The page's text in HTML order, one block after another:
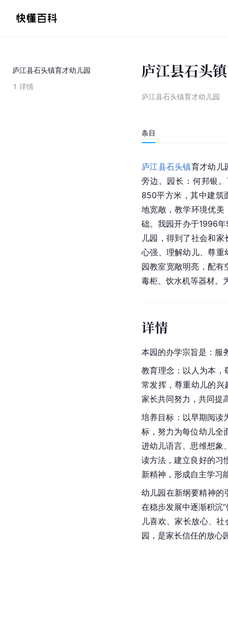
庐江县石头镇育才幼儿园
1 详情
庐江县石头
庐江县石头镇育才幼儿园
条目
庐江县石头镇育才幼儿
旁边。园长：何邦银。
850平方米，其中建筑
地宽敞，教学环境优美
础。我园开办于1996
儿园，得到了社会和
心强、理解幼儿、尊重
园教室宽敞明亮，配
毒柜、饮水机等器材。
详情
本园的办学宗旨是：服
教育理念：以人为本，
常发挥，尊重幼儿的兴
家长共同努力，共同提
培养目标：以早期阅读
标，努力为每位幼儿全
进幼儿语言、思维想象
读方法，建立良好的习
新精神，形成自主学习
幼儿园在新纲要精神的
在稳步发展中逐渐积沉
儿喜欢、家长放心、
园，是家长信任的放心